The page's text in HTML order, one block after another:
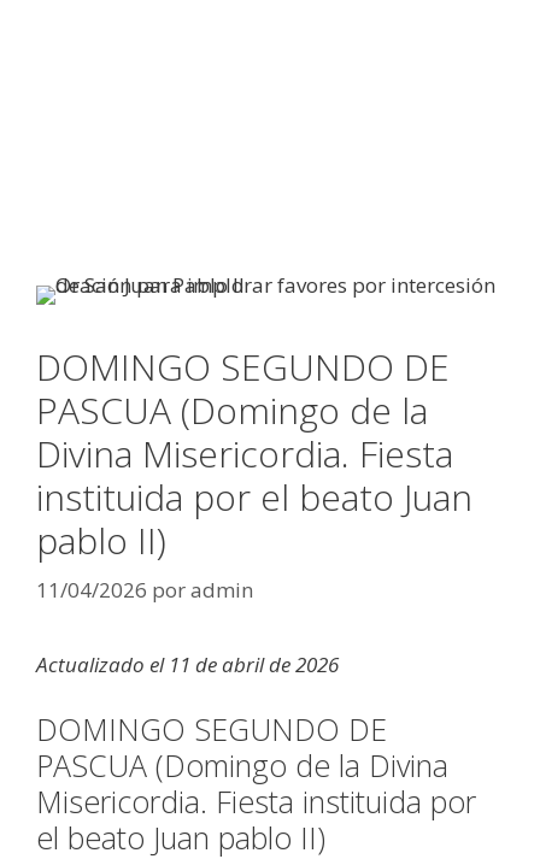
DOMINGO SEGUNDO DE
PASCUA (Domingo de la
Divina Misericordia. Fiesta
instituida por el beato Juan
pablo II)
11/04/2026 poradmin
Actualizado el 11 de abril de 2026
DOMINGO SEGUNDO DE
PASCUA (Domingo de la Divina
Misericordia. Fiesta instituida por
el beato Juan pablo II)